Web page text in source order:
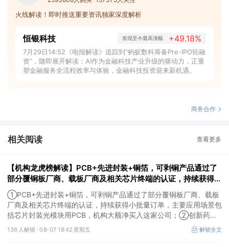
火线解读！即时推送重要资讯独家深度解析
恒银科技 发现至今最高涨幅 +49.18%
7月29日14:52《电报解读》追踪到“蚂蚁数科筹备Pre-IPO轮融
资”，随即展开解读：AI作为金融科技产业升级的驱动力，正重
塑金融服务全流程效率与体验，金融科技投资迎来新机遇。
商务合作
相关阅读 查看更多
【机构龙虎榜解读】PCB+先进封装+铜箔，可剥铜产品通过了
部分覆铜板厂商、载板厂商及相关芯片终端的认证，持续获得小
批量订单，主要应用场景包括芯片封装光模块用PCB，机构大
额净买入这家公司
①PCB+先进封装+铜箔，可剥铜产品通过了部分覆铜板厂商、载板
厂商及相关芯片终端的认证，持续获得小批量订单，主要应用场景包
括芯片封装光模块用PCB，机构大额净买入这家公司；②创新药
CDMO+减肥药，收购国外知名CRO企业，在创新药API的化学合成
等方面具有丰富经验，具备承接细胞与基因治疗产品商业化受托生产
136 人解锁 ·08-07 18:42 星期五 解锁全文